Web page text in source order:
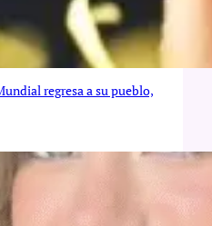
regresa a su pueblo,